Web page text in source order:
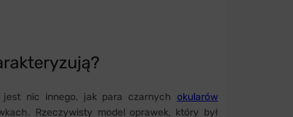
jest nic innego, jak para czarnych okularów
Rzeczywisty model oprawek, który był